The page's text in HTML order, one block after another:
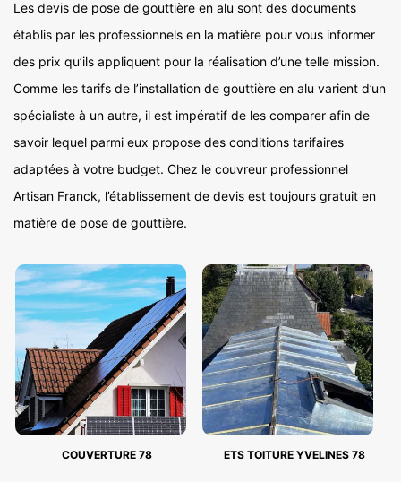
Les devis de pose de gouttière en alu sont des documents
établis par les professionnels en la matière pour vous informer
des prix qu’ils appliquent pour la réalisation d’une telle mission.
Comme les tarifs de l’installation de gouttière en alu varient d’un
spécialiste à un autre, il est impératif de les comparer afin de
savoir lequel parmi eux propose des conditions tarifaires
adaptées à votre budget. Chez le couvreur professionnel
Artisan Franck, l’établissement de devis est toujours gratuit en
matière de pose de gouttière.
COUVERTURE 78 ETS TOITURE YVELINES 78